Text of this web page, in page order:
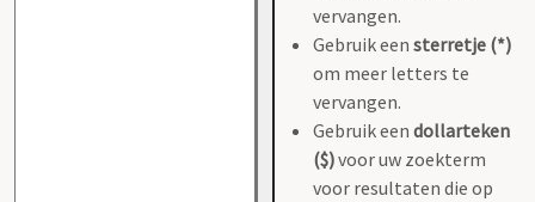
vervangen.
Gebruik een sterretje (*)
om meer letters te
vervangen.
Gebruik een dollarteken
($)voor uw zoekterm
voor resultaten die op